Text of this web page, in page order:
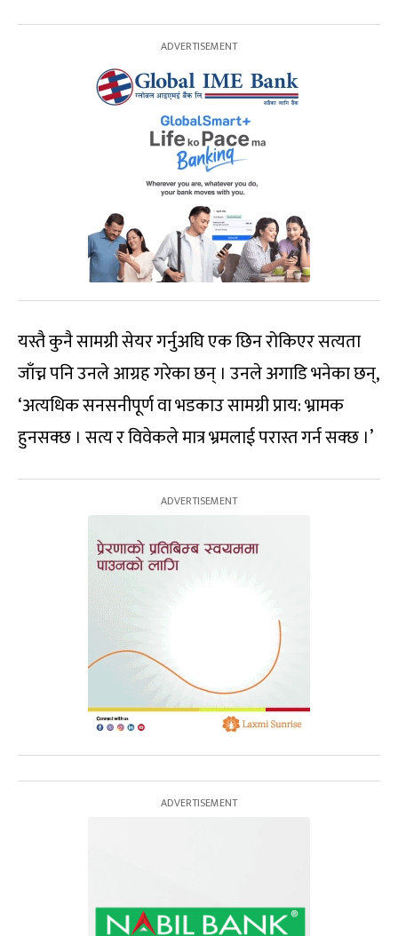
यस्तै कुनै सामग्री सेयर गर्नुअघि एक छिन रोकिएर सत्यता
जाँच्न पनि उनले आग्रह गरेका छन् । उनले अगाडि भनेका छन्,
‘अत्यधिक सनसनीपूर्ण वा भडकाउ सामग्री प्राय: भ्रामक
हुनसक्छ । सत्य र विवेकले मात्र भ्रमलाई परास्त गर्न सक्छ ।’